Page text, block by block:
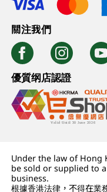
關注我們
優質纲店認證
Under the law of
be sold or supplied to
business.
根據香港法律，不得在業